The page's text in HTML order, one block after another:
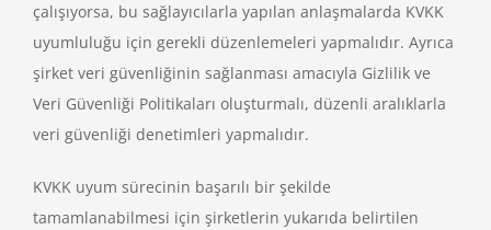
çalışıyorsa, bu sağlayıcılarla yapılan anlaşmalarda KVKK
uyumluluğu için gerekli düzenlemeleri yapmalıdır. Ayrıca
şirket veri güvenliğinin sağlanması amacıyla Gizlilik ve
Veri Güvenliği Politikaları oluşturmalı, düzenli aralıklarla
veri güvenliği denetimleri yapmalıdır.
KVKK uyum sürecinin başarılı bir şekilde
tamamlanabilmesi için şirketlerin yukarıda belirtilen